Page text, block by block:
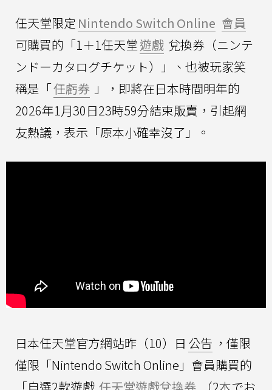
任天堂限定 Nintendo Switch Online 會員
可購買的「1＋1任天堂遊戲 兌換券（ニンテ
ンドーカタログチケット）」、也被玩家笑
稱是「任虧券 」，即將在日本時間明年的
2026年1月30日23時59分結束販賣，引起網
友熱議，表示「原本小確幸沒了」。
日本任天堂官方網站昨（10）日 公告 ，僅限
僅限「Nintendo Switch Online」會員購買的